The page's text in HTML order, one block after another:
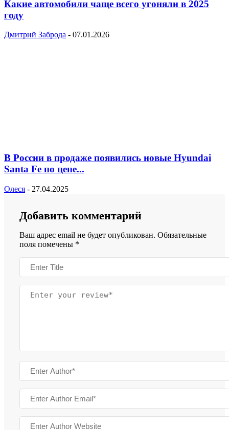
Какие автомобили чаще всего угоняли в 2025
году
Дмитрий Заброда - 07.01.2026
В России в продаже появились новые Hyundai
Santa Fe по цене...
Олеся - 27.04.2025
Добавить комментарий
Ваш адрес email не будет опубликован. Обязательные
поля помечены *